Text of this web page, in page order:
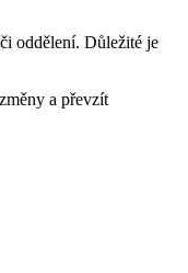
oddělení. Důležité je
a převzít